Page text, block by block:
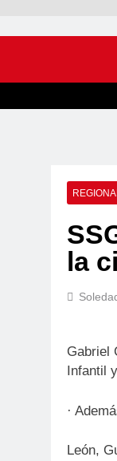
la
Gabriel
Infantil
·
León,